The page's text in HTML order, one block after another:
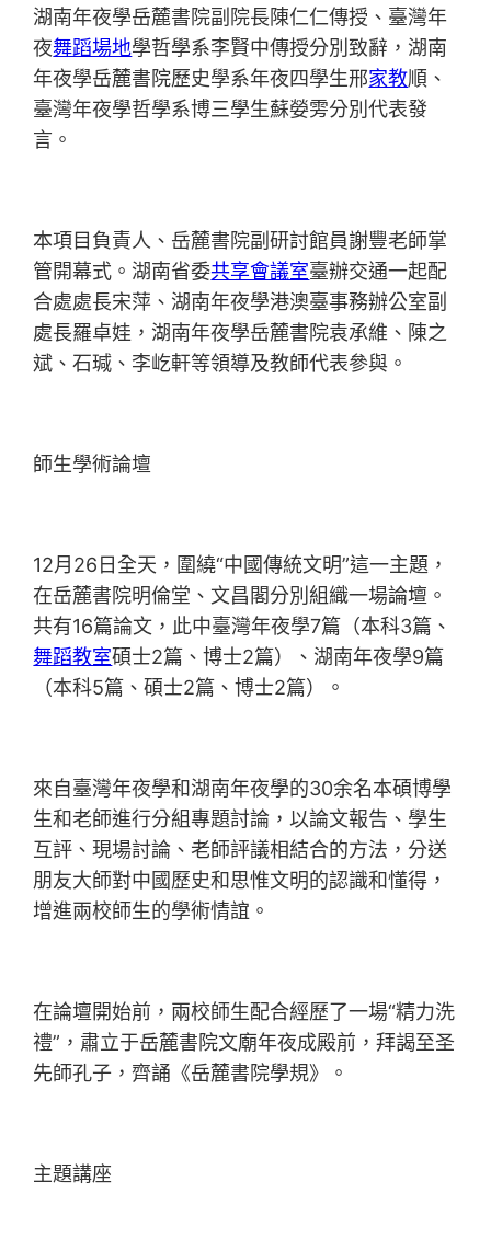
湖南年夜學岳麓書院副院長陳仁仁傳授、臺灣年
夜舞蹈場地學哲學系李賢中傳授分別致辭，湖南
年夜學岳麓書院歷史學系年夜四學生邢家教順、
臺灣年夜學哲學系博三學生蘇嫈雱分別代表發
言。
本項目負責人、岳麓書院副研討館員謝豐老師掌
管開幕式。湖南省委共享會議室臺辦交通一起配
合處處長宋萍、湖南年夜學港澳臺事務辦公室副
處長羅卓娃，湖南年夜學岳麓書院袁承維、陳之
斌、石瑊、李屹軒等領導及教師代表參與。
師生學術論壇
12月26日全天，圍繞“中國傳統文明”這一主題，
在岳麓書院明倫堂、文昌閣分別組織一場論壇。
共有16篇論文，此中臺灣年夜學7篇（本科3篇、
舞蹈教室碩士2篇、博士2篇）、湖南年夜學9篇
（本科5篇、碩士2篇、博士2篇）。
來自臺灣年夜學和湖南年夜學的30余名本碩博學
生和老師進行分組專題討論，以論文報告、學生
互評、現場討論、老師評議相結合的方法，分送
朋友大師對中國歷史和思惟文明的認識和懂得，
增進兩校師生的學術情誼。
在論壇開始前，兩校師生配合經歷了一場“精力洗
禮”，肅立于岳麓書院文廟年夜成殿前，拜謁至圣
先師孔子，齊誦《岳麓書院學規》。
主題講座